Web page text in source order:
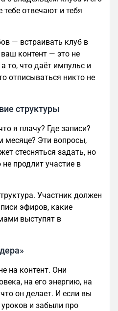
тебе отвечают и тебя
— встраивать клуб в
контент — это не
то, что даёт импульс и
отписываться никто не
структуры
я плачу? Где записи?
месяце? Эти вопросы,
стесняться задать, но
продлит участие в
Участник должен
эфиров, какие
выступят в
на контент. Они
на его энергию, на
он делает. И если вы
и забыли про